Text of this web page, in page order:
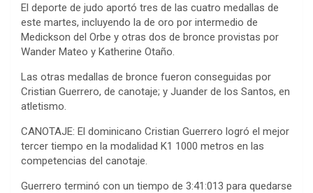
El deporte de judo aportó tres de las cuatro medallas de
este martes, incluyendo la de oro por intermedio de
Medickson del Orbe y otras dos de bronce provistas por
Wander Mateo y Katherine Otaño.
Las otras medallas de bronce fueron conseguidas por
Cristian Guerrero, de canotaje; y Juander de los Santos, en
atletismo.
CANOTAJE: El dominicano Cristian Guerrero logró el mejor
tercer tiempo en la modalidad K1 1000 metros en las
competencias del canotaje.
Guerrero terminó con un tiempo de 3:41:013 para quedarse